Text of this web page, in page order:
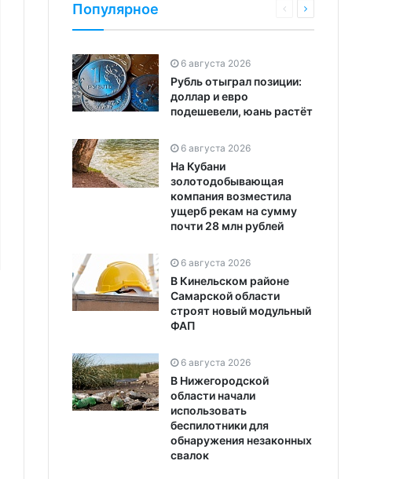
Популярное
6 августа 2026
Рубль отыграл позиции:
доллар и евро
подешевели, юань растёт
6 августа 2026
На Кубани
золотодобывающая
компания возместила
ущерб рекам на сумму
почти 28 млн рублей
6 августа 2026
В Кинельском районе
Самарской области
строят новый модульный
ФАП
6 августа 2026
В Нижегородской
области начали
использовать
беспилотники для
обнаружения незаконных
свалок